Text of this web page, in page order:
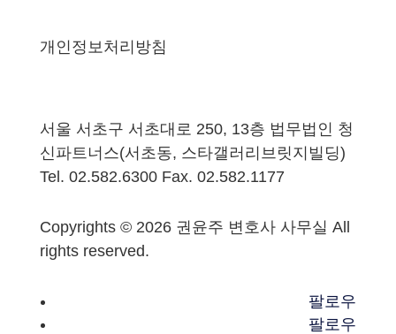
개인정보처리방침
서울 서초구 서초대로 250, 13층 법무법인 청
신파트너스(서초동, 스타갤러리브릿지빌딩)
Tel. 02.582.6300 Fax. 02.582.1177
Copyrights © 2026 권윤주 변호사 사무실 All
rights reserved.
팔로우
팔로우